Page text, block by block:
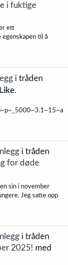
i fuktige
ett
til å
i tråden
Like.
i tråden
for døde
sin i november
Jeg satte opp
i tråden
2025! med